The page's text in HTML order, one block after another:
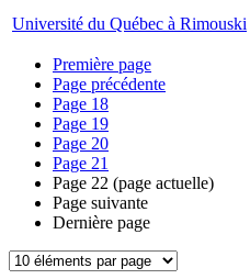
Université du Québec à Rimouski
Première page
Page précédente
Page 18
Page 19
Page 20
Page 21
Page 22 (page actuelle)
Page suivante
Dernière page